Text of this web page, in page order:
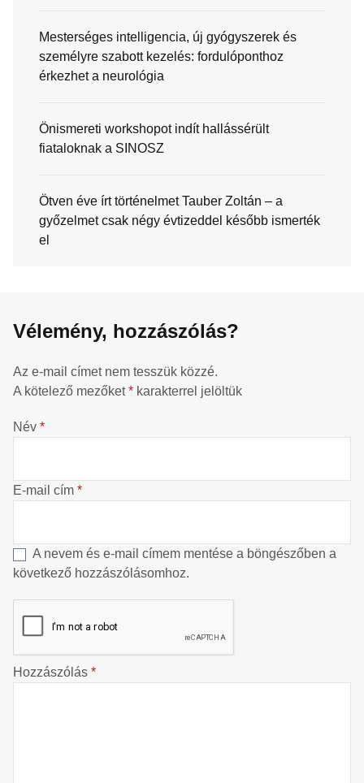
Mesterséges intelligencia, új gyógyszerek és
személyre szabott kezelés: fordulóponthoz
érkezhet a neurológia
Önismereti workshopot indít hallássérült
fiataloknak a SINOSZ
Ötven éve írt történelmet Tauber Zoltán – a
győzelmet csak négy évtizeddel később ismerték
el
Vélemény, hozzászólás?
Az e-mail címet nem tesszük közzé.
A kötelező mezőket* karakterrel jelöltük
Név *
E-mail cím *
A nevem és e-mail címem mentése a böngészőben a
következő hozzászólásomhoz.
Hozzászólás *